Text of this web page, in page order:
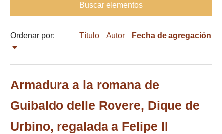
Buscar elementos
Ordenar por: Título Autor Fecha de agregación
Armadura a la romana de
Guibaldo delle Rovere, Dique de
Urbino, regalada a Felipe II